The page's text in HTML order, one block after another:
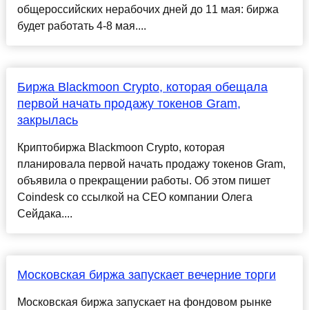
общероссийских нерабочих дней до 11 мая: биржа
будет работать 4-8 мая....
Биржа Blackmoon Crypto, которая обещала
первой начать продажу токенов Gram,
закрылась
Криптобиржа Blackmoon Crypto, которая
планировала первой начать продажу токенов Gram,
объявила о прекращении работы. Об этом пишет
Coindesk со ссылкой на CEO компании Олега
Сейдака....
Московская биржа запускает вечерние торги
Московская биржа запускает на фондовом рынке